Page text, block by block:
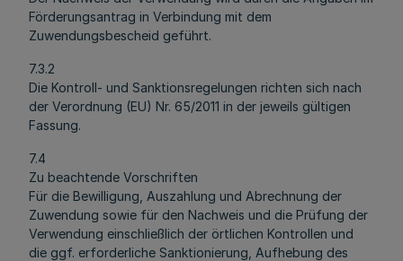
Förderungsantrag in Verbindung mit dem
Zuwendungsbescheid geführt.
7.3.2
Die Kontroll- und Sanktionsregelungen richten sich nach
der Verordnung (EU) Nr. 65/2011 in der jeweils gültigen
Fassung.
7.4
Zu beachtende Vorschriften
Für die Bewilligung, Auszahlung und Abrechnung der
Zuwendung sowie für den Nachweis und die Prüfung der
Verwendung einschließlich der örtlichen Kontrollen und
die ggf. erforderliche Sanktionierung, Aufhebung des